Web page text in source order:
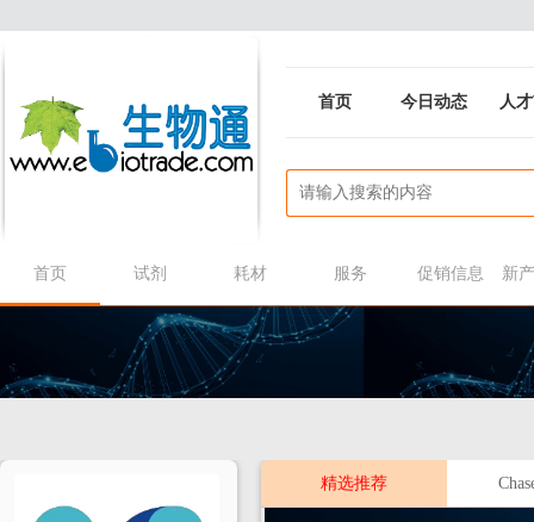
首页 今日动态 人
首页 试剂 耗材 服务 促销信息 新
精选推荐